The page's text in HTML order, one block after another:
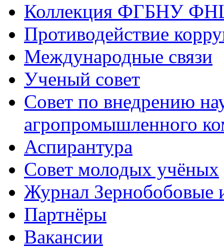
Коллекция ФГБНУ
Противодействие
Международные связи
Ученый совет
Совет по внедрению
агропромышленного
Аспирантура
Совет молодых учёных
Журнал Зернобобовые
Партнёры
Вакансии